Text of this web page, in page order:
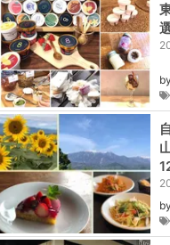
by
by